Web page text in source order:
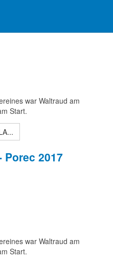
war Waltraud am
Start.
2017
war Waltraud am
Start.